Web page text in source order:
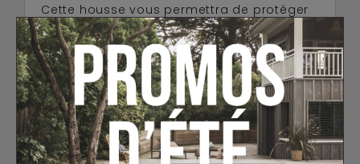
Cette housse vous permettra de protéger
votre baby-foot René Pierre en intérieur de
la poussière lorsque vous ne jouez pas. De
taille standard elle s'adapte à tous les
baby-foot René Pierre de la gamme.
15 AUTRES PRODUITS DANS LA